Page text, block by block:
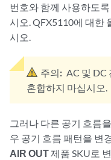
번호와 함께 사용하도
시오. QFX5110에 대한
시오.
주의: AC 및 DC
혼합하지 마십시오.
그러나 다른 공기 흐름
우 공기 흐름 패턴을 변
AIR OUT제품 SKU로